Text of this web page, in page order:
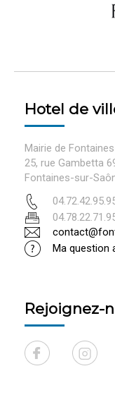
Hotel de
Mairie de
25, rue Gambetta
Fontaines-sur-
Ma question
Rejoignez-